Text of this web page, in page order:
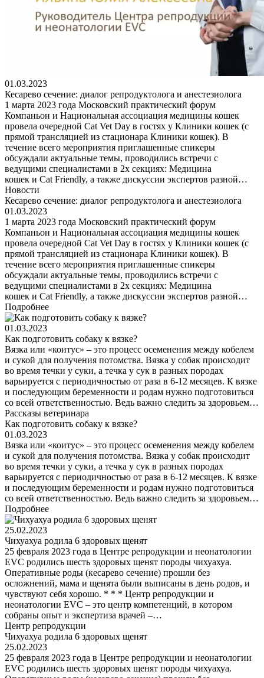
01.03.2023
Кесарево сечение: диалог репродуктолога и анестезиолога
1 марта 2023 года Московский практический форум
Компаньон и Национальная ассоциация медицины кошек
провела очередной Cat Vet Day в гостях у Клиники кошек (с
прямой трансляцией из стационара Клиники кошек). В
течение всего мероприятия приглашенные спикеры
обсуждали актуальные темы, проводились встречи с
ведущими специалистами в 2х секциях: Медицина
кошек и Cat Friendly, а также дискуссии экспертов разной…
Новости
Кесарево сечение: диалог репродуктолога и анестезиолога
01.03.2023
1 марта 2023 года Московский практический форум
Компаньон и Национальная ассоциация медицины кошек
провела очередной Cat Vet Day в гостях у Клиники кошек (с
прямой трансляцией из стационара Клиники кошек). В
течение всего мероприятия приглашенные спикеры
обсуждали актуальные темы, проводились встречи с
ведущими специалистами в 2х секциях: Медицина
кошек и Cat Friendly, а также дискуссии экспертов разной…
Подробнее
01.03.2023
Как подготовить собаку к вязке?
Вязка или «коитус» – это процесс осеменения между кобелем
и сукой для получения потомства. Вязка у собак происходит
во время течки у суки, а течка у сук в разных породах
варьируется с периодичностью от раза в 6-12 месяцев. К вязке
и последующим беременности и родам нужно подготовиться
со всей ответственностью. Ведь важно следить за здоровьем…
Рассказы ветеринара
Как подготовить собаку к вязке?
01.03.2023
Вязка или «коитус» – это процесс осеменения между кобелем
и сукой для получения потомства. Вязка у собак происходит
во время течки у суки, а течка у сук в разных породах
варьируется с периодичностью от раза в 6-12 месяцев. К вязке
и последующим беременности и родам нужно подготовиться
со всей ответственностью. Ведь важно следить за здоровьем…
Подробнее
25.02.2023
Чихуахуа родила 6 здоровых щенят
25 февраля 2023 года в Центре репродукции и неонатологии
EVC родились шесть здоровых щенят породы чихуахуа.
Оперативные роды (кесарево сечение) прошли без
осложнений, мама и щенята были выписаны в день родов, и
чувствуют себя хорошо. * * * Центр репродукции и
неонатологии EVC – это центр компетенций, в котором
собраны опыт и экспертиза врачей –…
Центр репродукции
Чихуахуа родила 6 здоровых щенят
25.02.2023
25 февраля 2023 года в Центре репродукции и неонатологии
EVC родились шесть здоровых щенят породы чихуахуа.